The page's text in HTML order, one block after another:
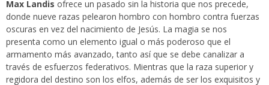
Max Landis ofrece un pasado sin la historia que nos precede,
donde nueve razas pelearon hombro con hombro contra fuerzas
oscuras en vez del nacimiento de Jesús. La magia se nos
presenta como un elemento igual o más poderoso que el
armamento más avanzado, tanto así que se debe canalizar a
través de esfuerzos federativos. Mientras que la raza superior y
regidora del destino son los elfos, además de ser los exquisitos y